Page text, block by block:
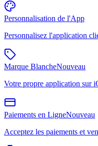
Personnalisation de l'App
Personnalisez l'application
Marque BlancheNouveau
Votre propre application sur
Paiements en LigneNouveau
Acceptez les paiements et